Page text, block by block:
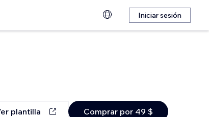
Iniciar sesión
plantilla Comprar por 49 $